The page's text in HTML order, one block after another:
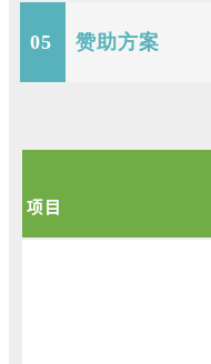
05 赞助方案
项目